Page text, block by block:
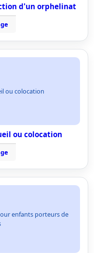
d'un orphelinat
ou colocation
ou colocation
enfants porteurs de